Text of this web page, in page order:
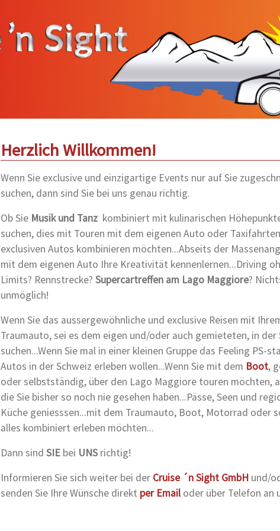
Herzlich Willkommen!
Wenn Sie exclusive und einzigartige Events nur auf Sie
suchen, dann sind Sie bei uns genau richtig.
Ob Sie Musik und Tanz kombiniert mit kulinarischen
suchen, dies mit Touren mit dem eigenen Auto oder
exclusiven Autos kombinieren möchten...Abseits der
mit dem eigenen Auto Ihre Kreativität kennenlernen...Driving
Limits? Rennstrecke? Supercartreffen am Lago Maggiore?
unmöglich!
Wenn Sie das aussergewöhnliche und exclusive Reisen mit
Traumauto, sei es dem eigen und/oder auch gemieteten, in der
suchen...Wenn Sie mal in einer kleinen Gruppe das Feeling PS-
Autos in der Schweiz erleben wollen...Wenn Sie mit dem Boot,
oder selbstständig, über den Lago Maggiore touren möchten,
die Sie bisher so noch nie gesehen haben...Pässe, Seen und
Küche geniesssen...mit dem Traumauto, Boot, Motorrad oder
alles kombiniert erleben möchten...
Dann sind SIE bei UNSrichtig!
Informieren Sie sich weiter bei der Cruise ´n Sight GmbH und/
senden Sie Ihre Wünsche direkt per Email oder über Telefon an